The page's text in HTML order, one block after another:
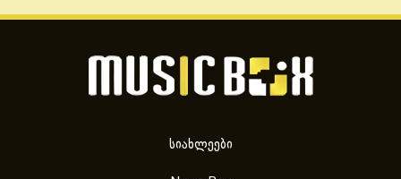
სიახლეები